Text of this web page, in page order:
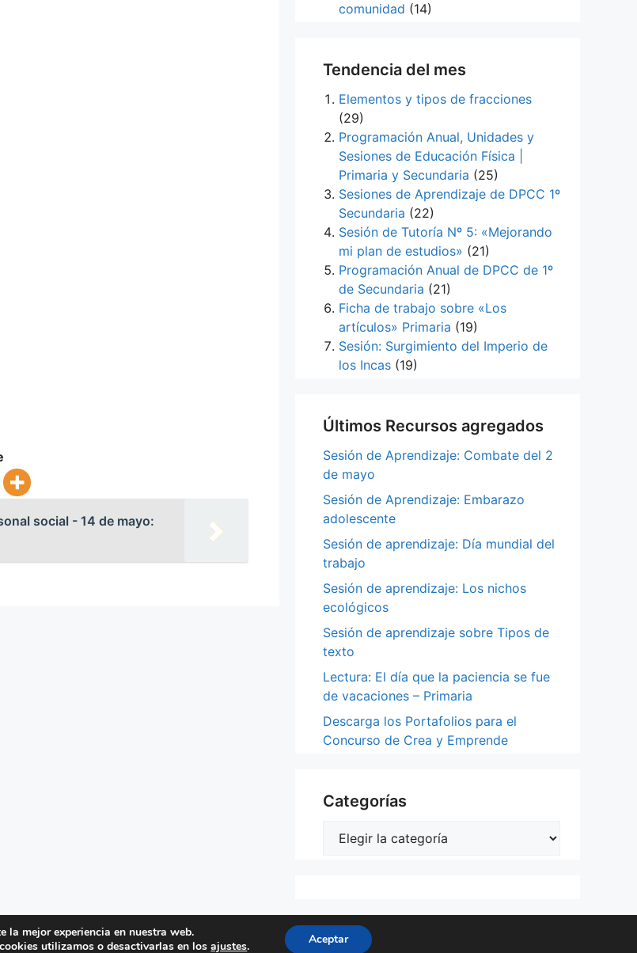
social - 14 de mayo:
comunidad (14)
Tendencia del mes
Elementos y tipos de fracciones
(29)
Programación Anual, Unidades y
Sesiones de Educación Física |
Primaria y Secundaria (25)
Sesiones de Aprendizaje de DPCC 1º
Secundaria (22)
Sesión de Tutoría Nº 5: «Mejorando
mi plan de estudios» (21)
Programación Anual de DPCC de 1º
de Secundaria (21)
Ficha de trabajo sobre «Los
artículos» Primaria (19)
Sesión: Surgimiento del Imperio de
los Incas (19)
Últimos Recursos agregados
Sesión de Aprendizaje: Combate del 2
de mayo
Sesión de Aprendizaje: Embarazo
adolescente
Sesión de aprendizaje: Día mundial del
trabajo
Sesión de aprendizaje: Los nichos
ecológicos
Sesión de aprendizaje sobre Tipos de
texto
Lectura: El día que la paciencia se fue
de vacaciones – Primaria
Descarga los Portafolios para el
Concurso de Crea y Emprende
Categorías
Categorías
y Actividades de Aprendizaje• Creado con GeneratePress
la mejor experiencia en nuestra web.
utilizamos o desactivarlas en losajustes. Aceptar